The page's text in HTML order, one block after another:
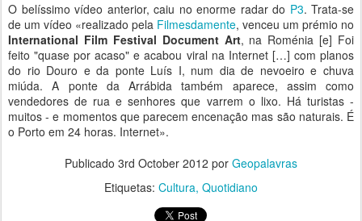
O belíssimo vídeo anterior, caiu no enorme radar do P3. Trata-se
de um vídeo «realizado pela Filmesdamente, venceu um prémio no
International Film Festival Document Art, na Roménia [e] Foi
feito "quase por acaso" e acabou viral na Internet […] com planos
do rio Douro e da ponte Luís I, num dia de nevoeiro e chuva
miúda. A ponte da Arrábida também aparece, assim como
vendedores de rua e senhores que varrem o lixo. Há turistas -
muitos - e momentos que parecem encenação mas são naturais. É
o Porto em 24 horas. Internet».
Publicado 3rd October 2012 por Geopalavras
Etiquetas: Cultura Quotidiano